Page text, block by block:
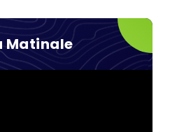
Matinale